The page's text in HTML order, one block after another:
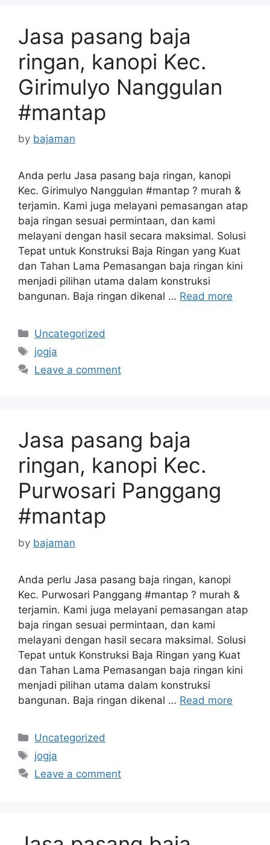
Jasa pasang baja
ringan, kanopi Kec.
Girimulyo Nanggulan
#mantap
by bajaman
Anda perlu Jasa pasang baja ringan, kanopi
Kec. Girimulyo Nanggulan #mantap ? murah &
terjamin. Kami juga melayani pemasangan atap
baja ringan sesuai permintaan, dan kami
melayani dengan hasil secara maksimal. Solusi
Tepat untuk Konstruksi Baja Ringan yang Kuat
dan Tahan Lama Pemasangan baja ringan kini
menjadi pilihan utama dalam konstruksi
bangunan. Baja ringan dikenal … Read more
Categories
Uncategorized
Tags
jogja
Leave a comment
Jasa pasang baja
ringan, kanopi Kec.
Purwosari Panggang
#mantap
by bajaman
Anda perlu Jasa pasang baja ringan, kanopi
Kec. Purwosari Panggang #mantap ? murah &
terjamin. Kami juga melayani pemasangan atap
baja ringan sesuai permintaan, dan kami
melayani dengan hasil secara maksimal. Solusi
Tepat untuk Konstruksi Baja Ringan yang Kuat
dan Tahan Lama Pemasangan baja ringan kini
menjadi pilihan utama dalam konstruksi
bangunan. Baja ringan dikenal … Read more
Categories
Uncategorized
Tags
jogja
Leave a comment